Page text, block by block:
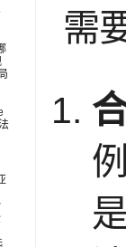
需